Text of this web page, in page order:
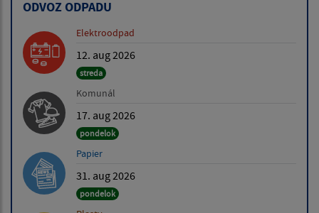
ODVOZ ODPADU
Elektroodpad
12. aug 2026
streda
Komunál
17. aug 2026
pondelok
Papier
31. aug 2026
pondelok